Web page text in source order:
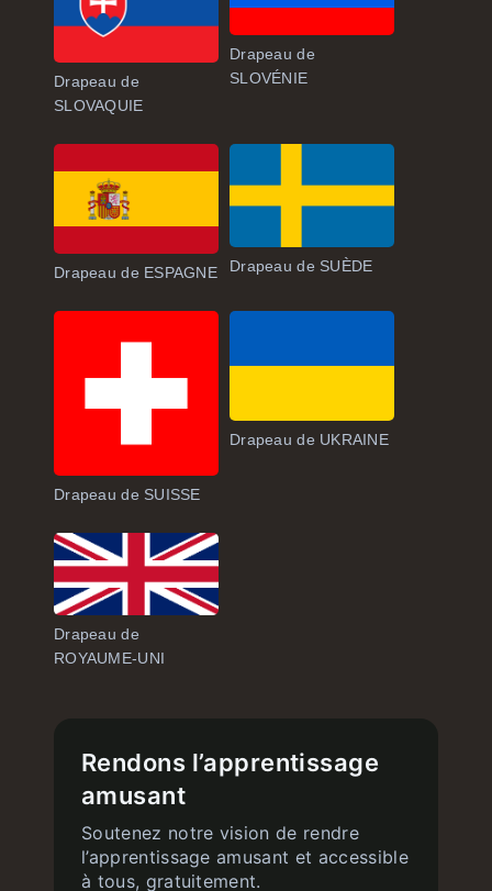
Drapeau de
SLOVAQUIE
Drapeau de
SLOVÉNIE
Drapeau de ESPAGNE Drapeau de SUÈDE
Drapeau de SUISSE
Drapeau de UKRAINE
Drapeau de
ROYAUME-UNI
Rendons l’apprentissage
amusant
Soutenez notre vision de rendre
l’apprentissage amusant et accessible
à tous, gratuitement.